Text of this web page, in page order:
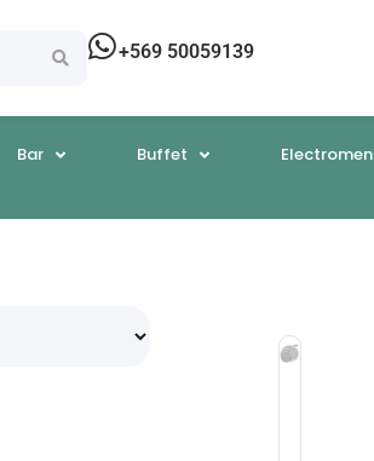
+569 50059139
Bar Buffet